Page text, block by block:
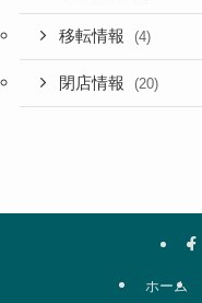
移転情報 (4)
閉店情報 (20)
ホーム